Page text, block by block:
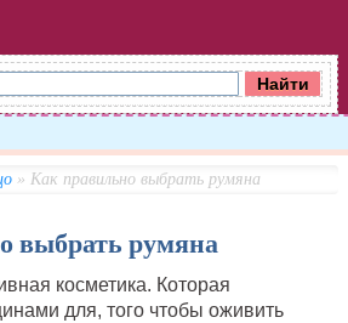
» Как правильно выбрать румяна
выбрать румяна
косметика. Которая
для, того чтобы оживить